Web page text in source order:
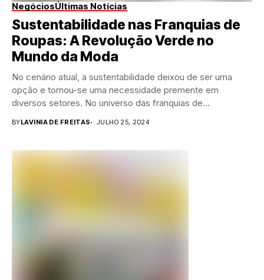
NegóciosÚltimas Notícias
Sustentabilidade nas Franquias de
Roupas: A Revolução Verde no
Mundo da Moda
No cenário atual, a sustentabilidade deixou de ser uma
opção e tornou-se uma necessidade premente em
diversos setores. No universo das franquias de...
BYLAVINIA DE FREITAS JULHO 25, 2024